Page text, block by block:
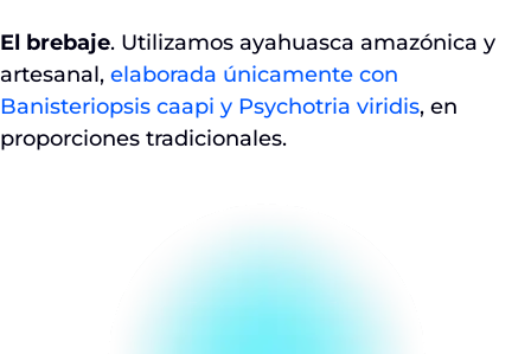
El brebaje. Utilizamos ayahuasca amazónica y
artesanal, elaborada únicamente con
Banisteriopsis caapi y Psychotria viridis, en
proporciones tradicionales.